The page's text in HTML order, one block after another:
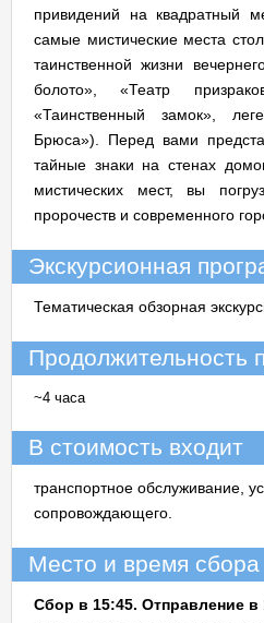
привидений на квадратный
самые мистические места
таинственной жизни
болото», «Театр
«Таинственный замок»,
Брюса»). Перед вами
тайные знаки на стенах
мистических мест, вы
пророчеств и современного
Экскурсионная
Тематическая обзорная
Продолжительность
~4 часа
В стоимость входит
транспортное обслуживание,
сопровождающего.
Место и время сбора
Сбор в 15:45. Отправление в